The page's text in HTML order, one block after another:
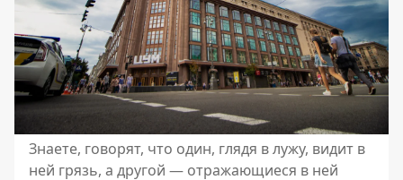
Знаете, говорят, что один, глядя в лужу, видит в
ней грязь, а другой — отражающиеся в ней